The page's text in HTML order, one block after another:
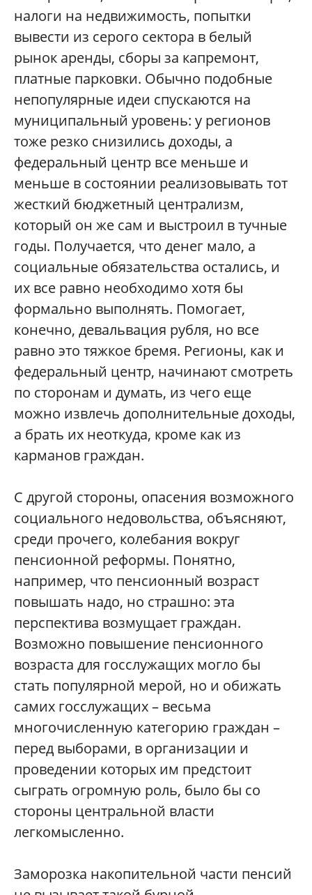
налоги на недвижимость, попытки
вывести из серого сектора в белый
рынок аренды, сборы за капремонт,
платные парковки. Обычно подобные
непопулярные идеи спускаются на
муниципальный уровень: у регионов
тоже резко снизились доходы, а
федеральный центр все меньше и
меньше в состоянии реализовывать тот
жесткий бюджетный централизм,
который он же сам и выстроил в тучные
годы. Получается, что денег мало, а
социальные обязательства остались, и
их все равно необходимо хотя бы
формально выполнять. Помогает,
конечно, девальвация рубля, но все
равно это тяжкое бремя. Регионы, как и
федеральный центр, начинают смотреть
по сторонам и думать, из чего еще
можно извлечь дополнительные доходы,
а брать их неоткуда, кроме как из
карманов граждан.
С другой стороны, опасения возможного
социального недовольства, объясняют,
среди прочего, колебания вокруг
пенсионной реформы. Понятно,
например, что пенсионный возраст
повышать надо, но страшно: эта
перспектива возмущает граждан.
Возможно повышение пенсионного
возраста для госслужащих могло бы
стать популярной мерой, но и обижать
самих госслужащих – весьма
многочисленную категорию граждан –
перед выборами, в организации и
проведении которых им предстоит
сыграть огромную роль, было бы со
стороны центральной власти
легкомысленно.
Заморозка накопительной части пенсий